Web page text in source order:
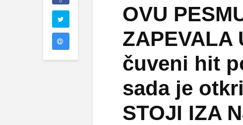
OVU
ZAPEVALA
čuveni hit
sada je
STOJI IZA